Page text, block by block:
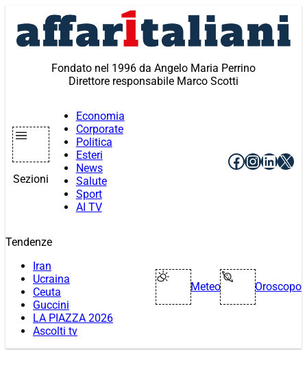
contenuto
Fondato nel 1996 da Angelo Maria Perrino
Direttore responsabile Marco Scotti
Sezioni
Economia
Corporate
Politica
Esteri
News
Salute
Sport
AI TV
Facebook
X
Tendenze
Iran
Ucraina
Ceuta
Guccini
LA PIAZZA 2026
Ascolti tv
Meteo Oroscopo